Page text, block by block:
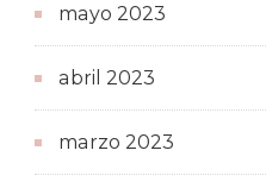
mayo 2023
abril 2023
marzo 2023